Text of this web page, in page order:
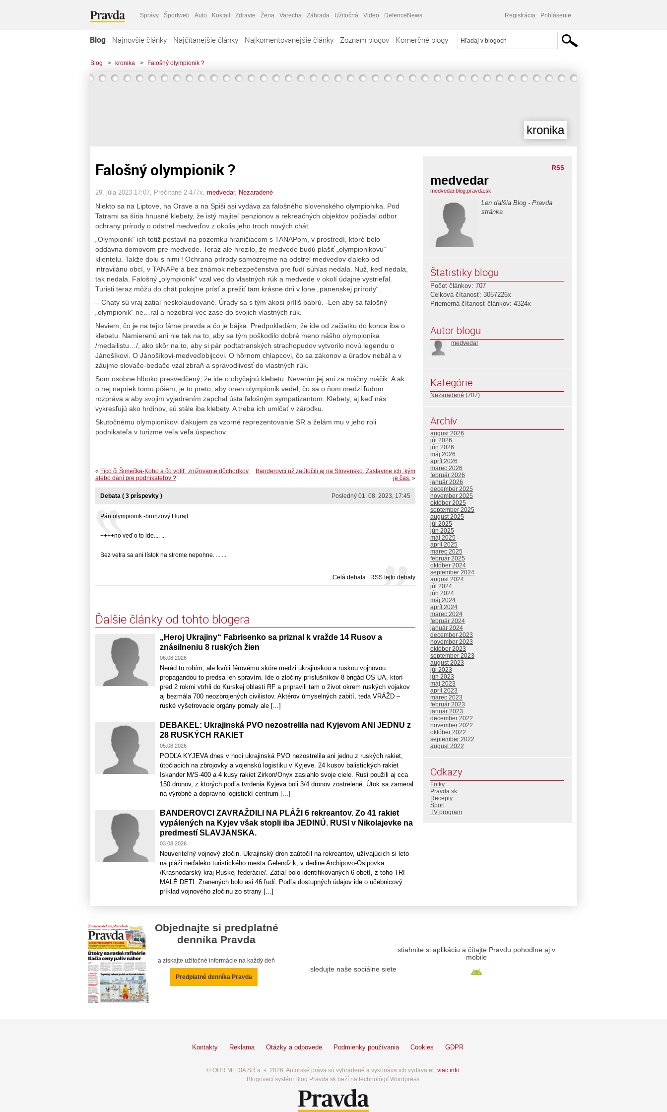
Správy Športweb Auto Koktail Zdravie Žena Varecha Záhrada Užitočná Video DefenceNews Registrácia Prihlásenie
Blog Najnovšie články Najčítanejšie články Najkomentovanejšie články Zoznam blogov Komerčné blogy
Blog > kronika > Falošný olympionik ?
kronika
Falošný olympionik ?
29. júla 2023 17:07 , Prečítané 2 477x, medvedar, Nezaradené
Niekto sa na Liptove, na Orave a na Spiši asi vydáva za falošného slovenského olympionika. Pod
Tatrami sa šíria hnusné klebety, že istý majiteľ penzionov a rekreačných objektov požiadal odbor
ochrany prírody o odstrel medveďov z okolia jeho troch nových chát.
„Olympionik“ ich totiž postavil na pozemku hraničiacom s TANAPom, v prostredí, ktoré bolo
oddávna domovom pre medvede. Teraz ale hrozilo, že medvede budú plašiť „olympionikovu“
klientelu. Takže dolu s nimi ! Ochrana prírody samozrejme na odstrel medveďov ďaleko od
intravilánu obcí, v TANAPe a bez známok nebezpečenstva pre ľudí súhlas nedala. Nuž, keď nedala,
tak nedala. Falošný „olympionik“ vzal vec do vlastných rúk a medvede v okolí údajne vystrieľal.
Turisti teraz môžu do chát pokojne prísť a prežiť tam krásne dni v lone „panenskej prírody“.
– Chaty sú vraj zatiaľ neskolaudované. Úrady sa s tým akosi príliš babrú. -Len aby sa falošný
„olympionik“ ne…ral a nezobral vec zase do svojich vlastných rúk.
Neviem, čo je na tejto fáme pravda a čo je bájka. Predpokladám, že ide od začiatku do konca iba o
klebetu. Namierenú ani nie tak na to, aby sa tým poškodilo dobré meno nášho olympionika
/medailistu…/, ako skôr na to, aby si pár podtatranských strachopudov vytvorilo novú legendu o
Jánošíkovi. O Jánošíkovi-medveďobijcovi. O hôrnom chlapcovi, čo sa zákonov a úradov nebál a v
záujme slovače-bedače vzal zbraň a spravodlivosť do vlastných rúk.
Som osobne hlboko presvedčený, že ide o obyčajnú klebetu. Neverím jej ani za máčny máčik. A ak
o nej napriek tomu píšem, je to preto, aby onen olympionik vedel, čo sa o ňom medzi ľudom
rozpráva a aby svojim vyjadrením zapchal ústa falošným sympatizantom. Klebety, aj keď nás
vykresľujú ako hrdinov, sú stále iba klebety. A treba ich umlčať v zárodku.
Skutočnému olympionikovi ďakujem za vzorné reprezentovanie SR a želám mu v jeho roli
podnikateľa v turizme veľa veľa úspechov.
Banderovci už zaútočili aj na Slovensko. Zastavme ich, kým
je čas. »
« Fico či Šimečka-Koho a čo voliť: znižovanie dôchodkov
alebo daní pre podnikateľov ?
Posledný 01. 08. 2023, 17:45
Debata ( 3 príspevky )
Pán olympionik -bronzový Hurajt.... ...
++++no veď o to ide.... ...
Bez vetra sa ani lístok na strome nepohne. ... ...
Celá debata RSS tejto debaty
Ďalšie články od tohto blogera
„Heroj Ukrajiny“ Fabrisenko sa priznal k vražde 14 Rusov a
znásilneniu 8 ruských žien
06.08.2026
Nerád to robím, ale kvôli férovému skóre medzi ukrajinskou a ruskou vojnovou
propagandou to predsa len spravím. Ide o zločiny príslušníkov 8 brigád OS UA, ktorí
pred 2 rokmi vtrhli do Kurskej oblasti RF a pripravili tam o život okrem ruských vojakov
aj bezmála 700 neozbrojených civilistov. Aktérov úmyselných zabití, teda VRÁŽD –
ruské vyšetrovacie orgány pomaly ale [...]
DEBAKEL: Ukrajinská PVO nezostrelila nad Kyjevom ANI JEDNU z
28 RUSKÝCH RAKIET
05.08.2026
PODĽA KYJEVA dnes v noci ukrajinská PVO nezostrelila ani jednu z ruských rakiet,
útočiacich na zbrojovky a vojenskú logistiku v Kyjeve. 24 kusov balistických rakiet
Iskander M/S-400 a 4 kusy rakiet Zirkon/Onyx zasiahlo svoje ciele. Rusi použili aj cca
150 dronov, z ktorých podľa tvrdenia Kyjeva boli 3/4 dronov zostrelené. Útok sa zameral
na výrobné a dopravno-logistickí centrum [...]
BANDEROVCI ZAVRAŽDILI NA PLÁŽI 6 rekreantov. Zo 41 rakiet
vypálených na Kyjev však stopli iba JEDINÚ. RUSI v Nikolajevke na
predmestí SLAVJANSKA.
03.08.2026
Neuveriteľný vojnový zločin. Ukrajinský dron zaútočil na rekreantov, užívajúcich si leto
na pláži neďaleko turistického mesta Gelendžik, v dedine Archipovo-Osipovka
/Krasnodarský kraj Ruskej federácie/. Zatiaľ bolo identifikovaných 6 obetí, z toho TRI
MALÉ DETI. Zranených bolo asi 46 ľudí. Podľa dostupných údajov ide o učebnicový
príklad vojnového zločinu zo strany [...]
RSS
medvedar
medvedar.blog.pravda.sk
Len ďalšia Blog - Pravda
stránka
Štatistiky blogu
Počet článkov: 707
Celková čítanosť: 3057226x
Priemerná čítanosť článkov: 4324x
Autor blogu
medvedar
Kategórie
Nezaradené (707)
Archív
august 2026
júl 2026
jún 2026
máj 2026
apríl 2026
marec 2026
február 2026
január 2026
december 2025
november 2025
október 2025
september 2025
august 2025
júl 2025
jún 2025
máj 2025
apríl 2025
marec 2025
február 2025
október 2024
september 2024
august 2024
júl 2024
jún 2024
máj 2024
apríl 2024
marec 2024
február 2024
január 2024
december 2023
november 2023
október 2023
september 2023
august 2023
júl 2023
jún 2023
máj 2023
apríl 2023
marec 2023
február 2023
január 2023
december 2022
november 2022
október 2022
september 2022
august 2022
Odkazy
Fotky
Pravda.sk
Recepty
Šport
TV program
Objednajte si predplatné
denníka Pravda
a získajte užitočné informácie na každý deň
Predplatné denníka Pravda
sledujte naše sociálne siete
stiahnite si aplikáciu a čítajte Pravdu pohodlne aj v
mobile
Kontakty Reklama Otázky a odpovede Podmienky používania Cookies GDPR
© OUR MEDIA SR a. s. 2026. Autorské práva sú vyhradené a vykonáva ich vydavateľ, viac info.
Blogovací systém Blog.Pravda.sk beží na technológií Wordpress.